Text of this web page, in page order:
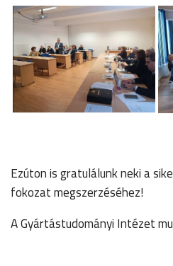
Ezúton is gratulálunk neki a
fokozat megszerzéséhez!
A Gyártástudományi Intézet